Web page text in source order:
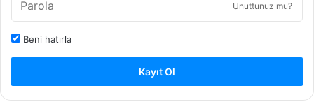
Unuttunuz mu?
Beni hatırla
Kayıt Ol